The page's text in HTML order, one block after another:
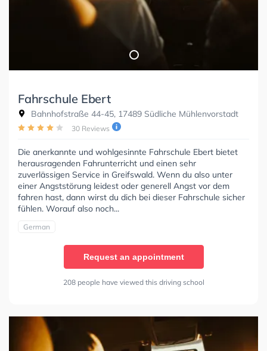
Fahrschule Ebert
Bahnhofstraße 44-45, 17489 Südliche Mühlenvorstadt
30 Reviews
Die anerkannte und wohlgesinnte Fahrschule Ebert bietet
herausragenden Fahrunterricht und einen sehr
zuverlässigen Service in Greifswald. Wenn du also unter
einer Angststörung leidest oder generell Angst vor dem
fahren hast, dann wirst du dich bei dieser Fahrschule sicher
fühlen. Worauf also noch...
German
Request an appointment
208 people have viewed this driving school